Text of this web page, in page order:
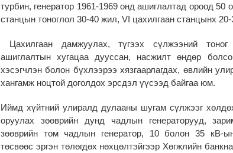
турбин, генератор 1961-1969 онд ашиглалтад ороод
станцын тоноглол 30-40 жил, VI цахилгаан станцынх
Цахилгаан дамжуулах, түгээх сүлжээний тоног
ашиглалтын хугацаа дууссан, насжилт өндөр
хэсэгчлэн болон бүхлээрээ хязгаарлагдах, өвлийн
хангамж ноцтой доголдох эрсдэл үүсээд байгаа юм.
Иймд хүйтний улиралд дулааны шугам сүлжээг
оруулах зөөврийн дунд чадлын генераторууд,
зөөврийн том чадлын генератор, 10 болон 35 кВ-
төсвөөс эргэн төлөгдөх нөхцөлтэйгээр Хөгжлийн